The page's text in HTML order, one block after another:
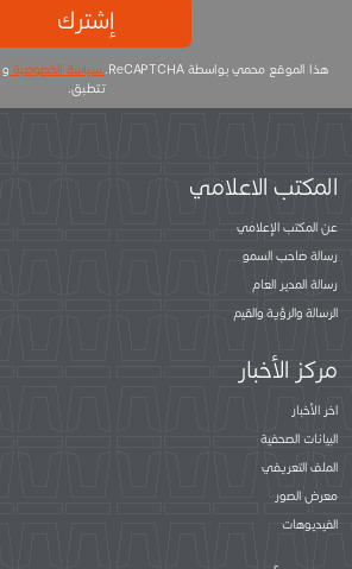
إشترك
هذا الموقع محمي بواسطة ReCAPTCHA. سياسة الخصوصية و
تتطبق.
المكتب الاعلامي
عن المكتب الإعلامي
رسالة صاحب السمو
رسالة المدير العام
الرسالة والرؤية والقيم
مركز الأخبار
اخر الأخبار
البيانات الصحفية
الملف التعريفي
معرض الصور
الفيديوهات